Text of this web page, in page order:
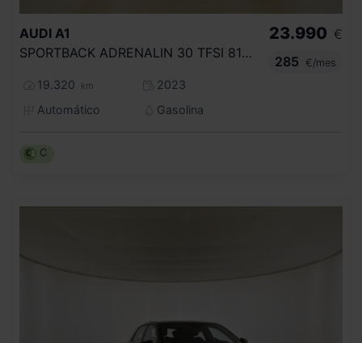
AUDI A1
SPORTBACK ADRENALIN 30 TFSI 81KW S TRON
19.320 km
2023
Automático
Gasolina
23.990 €
285
€/mes
C